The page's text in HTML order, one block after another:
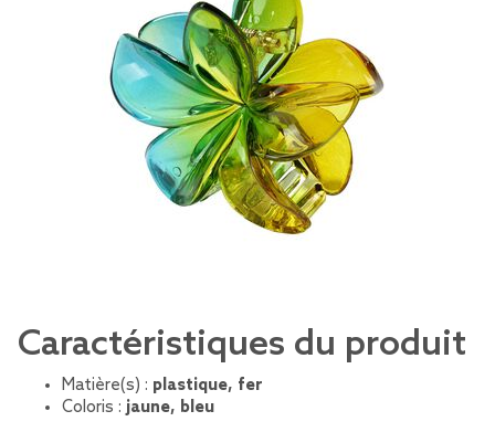
Caractéristiques du produit
Matière(s) : plastique, fer
Coloris : jaune, bleu